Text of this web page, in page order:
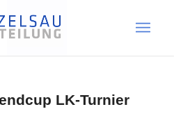
LK-Turnier